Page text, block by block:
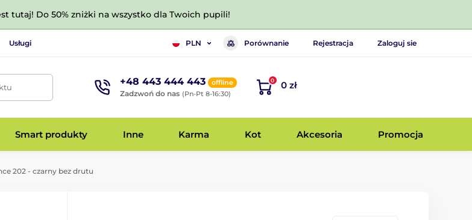
tutaj! Do 50% zniżki na wszystko dla Twoich pupili!
Usługi PLN Porównanie Rejestracja Zaloguj sie
+48 443 444 443 offline
Zadzwoń do nas (Pn-Pt 8-16:30)
0 0 zł
Smart produkty Inne Karma Kot Akcesoria Promocja
202 - czarny bez drutu